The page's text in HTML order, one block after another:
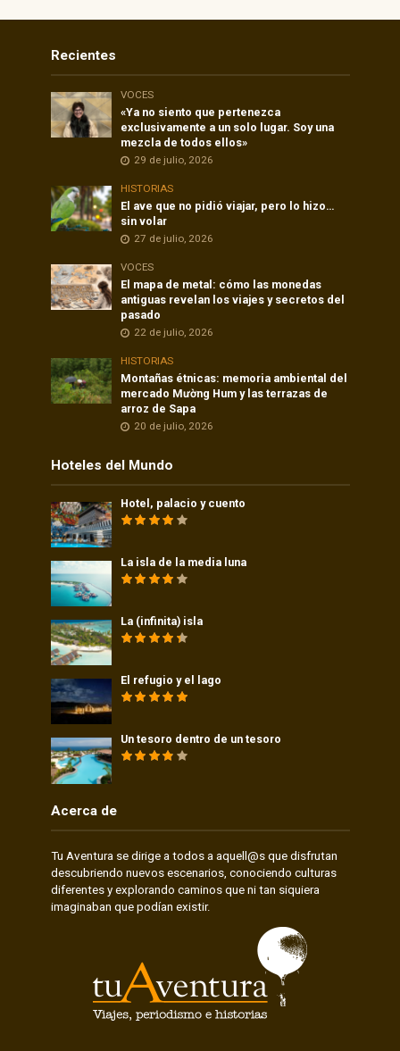
Recientes
VOCES
«Ya no siento que pertenezca
exclusivamente a un solo lugar. Soy una
mezcla de todos ellos»
29 de julio, 2026
HISTORIAS
El ave que no pidió viajar, pero lo hizo…
sin volar
27 de julio, 2026
VOCES
El mapa de metal: cómo las monedas
antiguas revelan los viajes y secretos del
pasado
22 de julio, 2026
HISTORIAS
Montañas étnicas: memoria ambiental del
mercado Mường Hum y las terrazas de
arroz de Sapa
20 de julio, 2026
Hoteles del Mundo
Hotel, palacio y cuento
La isla de la media luna
La (infinita) isla
El refugio y el lago
Un tesoro dentro de un tesoro
Acerca de
Tu Aventura se dirige a todos a aquell@s que disfrutan
descubriendo nuevos escenarios, conociendo culturas
diferentes y explorando caminos que ni tan siquiera
imaginaban que podían existir.